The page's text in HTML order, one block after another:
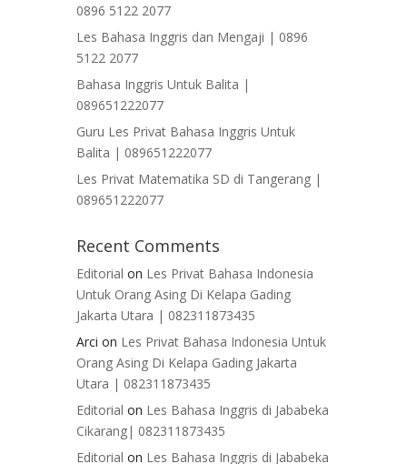
0896 5122 2077
Les Bahasa Inggris dan Mengaji | 0896
5122 2077
Bahasa Inggris Untuk Balita |
089651222077
Guru Les Privat Bahasa Inggris Untuk
Balita | 089651222077
Les Privat Matematika SD di Tangerang |
089651222077
Recent Comments
Editorial on Les Privat Bahasa Indonesia
Untuk Orang Asing Di Kelapa Gading
Jakarta Utara | 082311873435
Arci on Les Privat Bahasa Indonesia Untuk
Orang Asing Di Kelapa Gading Jakarta
Utara | 082311873435
Editorial on Les Bahasa Inggris di Jababeka
Cikarang| 082311873435
Editorial on Les Bahasa Inggris di Jababeka